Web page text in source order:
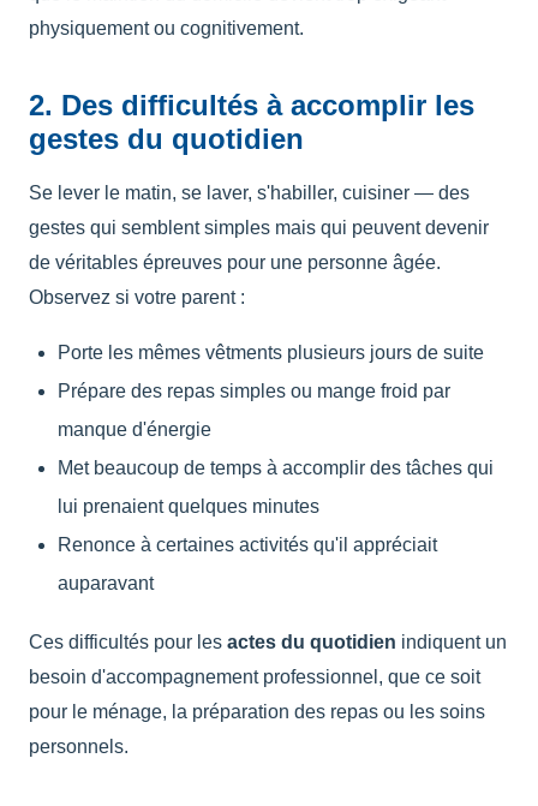
physiquement ou cognitivement.
2. Des difficultés à accomplir les
gestes du quotidien
Se lever le matin, se laver, s'habiller, cuisiner — des
gestes qui semblent simples mais qui peuvent devenir
de véritables épreuves pour une personne âgée.
Observez si votre parent :
Porte les mêmes vêtments plusieurs jours de suite
Prépare des repas simples ou mange froid par
manque d'énergie
Met beaucoup de temps à accomplir des tâches qui
lui prenaient quelques minutes
Renonce à certaines activités qu'il appréciait
auparavant
Ces difficultés pour les actes du quotidien indiquent un
besoin d'accompagnement professionnel, que ce soit
pour le ménage, la préparation des repas ou les soins
personnels.